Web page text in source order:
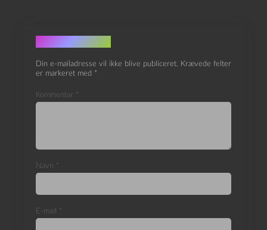
Skriv et svar
Din e-mailadresse vil ikke blive publiceret. Krævede felter
er markeret med *
Kommentar *
Navn *
E-mail *